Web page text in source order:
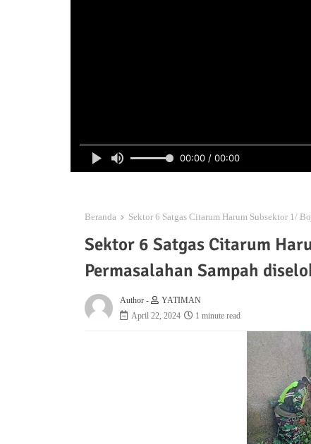
00:00 / 00:00
Beranda Sektor 6 Satgas Citarum Harum Subsektor 1/
Sektor 6 Satgas Citarum
Permasalahan Sampah
Author -
YATIMAN
April 22, 2024
1 minute read